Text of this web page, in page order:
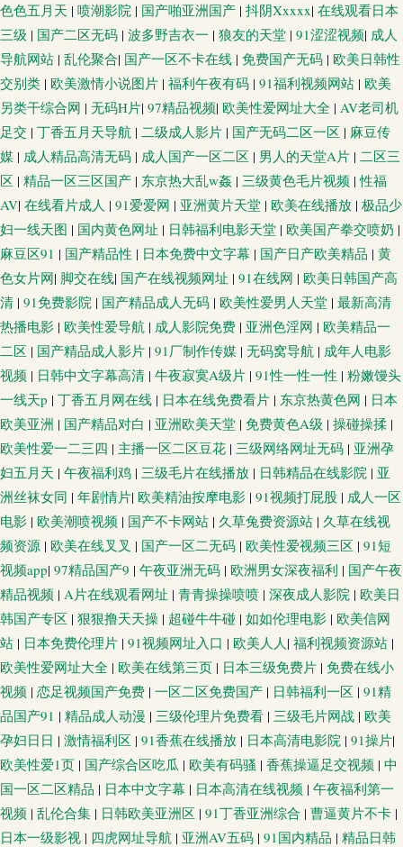
色色五月天 | 喷潮影院 | 国产啪亚洲国产 | 抖阴Xxxxx| 在线观看日本
三级 | 国产二区无码 | 波多野吉衣一 | 狼友的天堂 | 91涩涩视频| 成人
导航网站 | 乱伦聚合| 国产一区不卡在线 | 免费国产无码 | 欧美日韩性
交别类 | 欧美激情小说图片 | 福利午夜有码 | 91福利视频网站 | 欧美
另类干综合网 | 无码H片| 97精品视频| 欧美性爱网址大全 | AV老司机
足交 | 丁香五月天导航 | 二级成人影片 | 国产无码二区一区 | 麻豆传
媒 | 成人精品高清无码 | 成人国产一区二区 | 男人的天堂A片 | 二区三
区 | 精品一区三区国产 | 东京热大乱w姦 | 三级黄色毛片视频 |性福
AV| 在线看片成人 | 91爱爱网 | 亚洲黄片天堂 | 欧美在线播放 | 极品少
妇一线天图 | 国内黄色网址 | 日韩福利电影天堂 | 欧美国产拳交喷奶 |
麻豆区91 | 国产精品性 | 日本免费中文字幕 | 国产日产欧美精品 | 黄
色女片网| 脚交在线| 国产在线视频网址 | 91在线网 | 欧美日韩国产高
清 | 91免费影院 | 国产精品成人无码 | 欧美性爱男人天堂 | 最新高清
热播电影 | 欧美性爱导航 | 成人影院免费 | 亚洲色淫网 | 欧美精品一
二区 | 国产精品成人影片 | 91厂制作传媒 | 无码窝导航 | 成年人电影
视频 | 日韩中文字幕高清 | 牛夜寂寞A级片 | 91性一性一性 | 粉嫩馒头
一线天p | 丁香五月网在线 | 日本在线免费看片 | 东京热黄色网 | 日本
欧美亚洲 | 国产精品对白 | 亚洲欧美天堂 | 免费黄色A级 | 操碰操揉 |
欧美性爱一二三四 | 主播一区二区豆花 | 三级网络网址无码 | 亚洲孕
妇五月天 | 午夜福利鸡 | 三级毛片在线播放 | 日韩精品在线影院 | 亚
洲丝袜女同 | 年剧情片| 欧美精油按摩电影 | 91视频打屁股 | 成人一区
电影 | 欧美潮喷视频 | 国产不卡网站 | 久草兔费资源站 | 久草在线视
频资源 | 欧美在线叉叉 | 国产一区二无码 | 欧美性爱视频三区 | 91短
视频app| 97精品国产9 | 午夜亚洲无码 | 欧洲男女深夜福利 | 国产午夜
精品视频 | A片在线观看网址 | 青青操操喷喷 | 深夜成人影院 | 欧美日
韩国产专区 | 狠狠撸天天操 | 超碰牛牛碰 | 如如伦理电影 | 欧美信网
站 | 日本免费伦理片 | 91视频网址入口 | 欧美人人| 福利视频资源站 |
欧美性爱网址大全 | 欧美在线第三页 | 日本三级免费片 | 免费在线小
视频 | 恋足视频国产免费 | 一区二区免费国产 | 日韩福利一区 | 91精
品国产91 | 精品成人动漫 | 三级伦理片免费看 | 三级毛片网战 | 欧美
孕妇日日 | 激情福利区 | 91香蕉在线播放 | 日本高清电影院 | 91操片|
欧美性爱1页 | 国产综合区吃瓜 | 欧美有码骚 | 香蕉操逼足交视频 | 中
国一区二区精品 | 日本中文字幕 | 日本高清在线视频 | 午夜福利第一
视频 | 乱伦合集 | 日韩欧美亚洲区 | 91丁香亚洲综合 | 曹逼黄片不卡 |
日本一级影视 | 四虎网址导航 | 亚洲AV五码 | 91国内精品 | 精品日韩